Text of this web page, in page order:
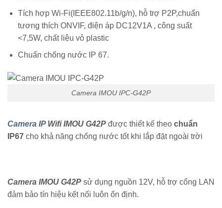
Tích hợp Wi-Fi(IEEE802.11b/g/n), hỗ trợ P2P,chuẩn
tương thích ONVIF, điện áp DC12V1A , công suất
<7,5W, chất liệu vỏ plastic
Chuẩn chống nước IP 67.
Camera IMOU IPC-G42P
Camera IPWifi IMOU G42P được thiết kế theo chuẩn
IP67 cho khả năng chống nước tốt khi lắp đặt ngoài trời
Camera IMOU G42P sử dụng nguồn 12V, hỗ trợ cổng LAN
đảm bảo tín hiệu kết nối luôn ổn định.